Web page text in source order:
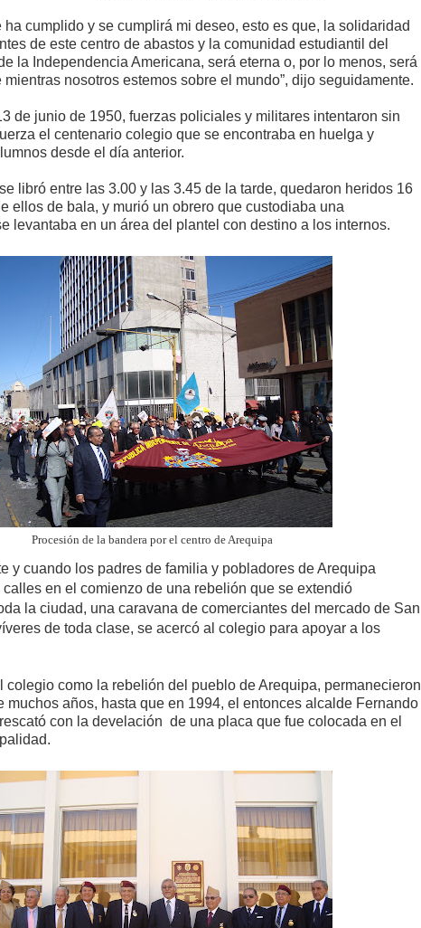
ha cumplido y se cumplirá mi deseo, esto es que, la solidaridad
de este centro de abastos y la comunidad estudiantil del
la Independencia Americana, será eterna o, por lo menos, será
nosotros estemos sobre el mundo”, dijo seguidamente.
de junio de 1950, fuerzas policiales y militares intentaron sin
el centenario colegio que se encontraba en huelga y
desde el día anterior.
libró entre las 3.00 y las 3.45 de la tarde, quedaron heridos 16
ellos de bala, y murió un obrero que custodiaba una
levantaba en un área del plantel con destino a los internos.
Procesión de la bandera por el centro de Arequipa
y cuando los padres de familia y pobladores de Arequipa
en el comienzo de una rebelión que se extendió
la ciudad, una caravana de comerciantes del mercado de San
de toda clase, se acercó al colegio para apoyar a los
colegio como la rebelión del pueblo de Arequipa, permanecieron
muchos años, hasta que en 1994, el entonces alcalde Fernando
con la develación de una placa que fue colocada en el